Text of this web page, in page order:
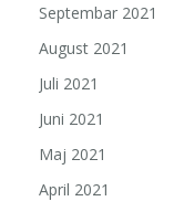
Septembar 2021
August 2021
Juli 2021
Juni 2021
Maj 2021
April 2021